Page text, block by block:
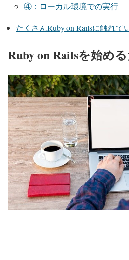
④：ローカル環境での実行
たくさんRuby on Railsに触れて
Ruby on Railsを始め